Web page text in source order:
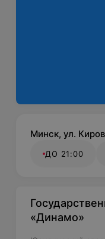
Минск, ул.
ДО 21:00
«Динамо»